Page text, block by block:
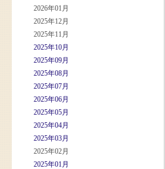
2026年01月
2025年12月
2025年11月
2025年10月
2025年09月
2025年08月
2025年07月
2025年06月
2025年05月
2025年04月
2025年03月
2025年02月
2025年01月